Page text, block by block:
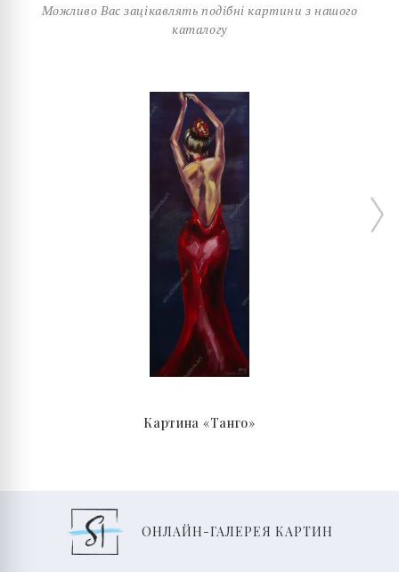
Можливо Вас зацікавлять подібні картини з нашого
каталогу
Картина «Танго»
ОНЛАЙН-ГАЛЕРЕЯ КАРТИН